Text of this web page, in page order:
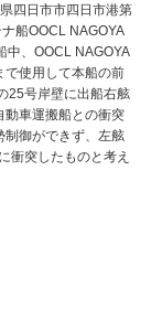
四日市市四日市港第
船OOCL NAGOYA
中、OOCL NAGOYA
で使用して本船の前
25号岸壁に出船右舷
動車運搬船との衝突
制御ができず、左舷
衝突したものと考え